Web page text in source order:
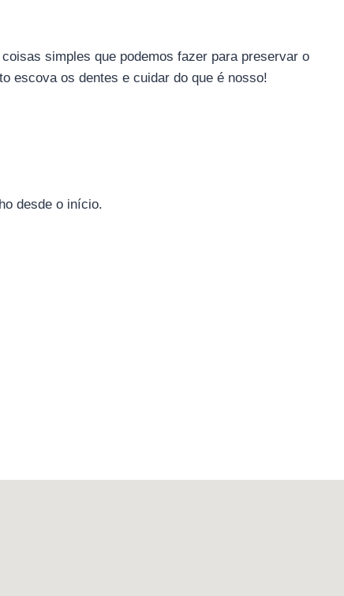
simples que podemos fazer para preservar o
escova os dentes e cuidar do que é nosso!
desde o início.